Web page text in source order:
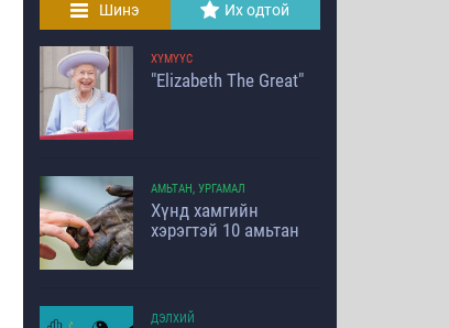
Шинэ Их одтой
ХҮМҮҮС
"Elizabeth The Great"
АМЬТАН, УРГАМАЛ
Хүнд хамгийн
хэрэгтэй 10 амьтан
ДЭЛХИЙ